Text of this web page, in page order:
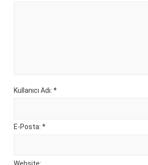
Kullanıcı Adı: *
E-Posta: *